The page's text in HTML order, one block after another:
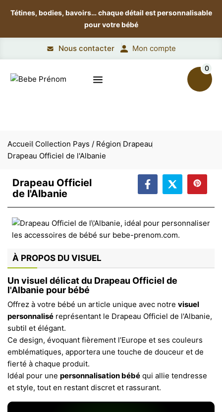
Tétines, bodies, bavoirs…chaque détail est personnalisable
pour votre bébé
Nous contacter Mon compte
0
Accueil Collection Pays / Région Drapeau
Drapeau Officiel de l'Albanie
Drapeau Officiel
de l'Albanie
À PROPOS DU VISUEL
Un visuel délicat du Drapeau Officiel de
l'Albanie pour bébé
Offrez à votre bébé un article unique avec notre visuel
personnalisé représentant le Drapeau Officiel de l'Albanie,
subtil et élégant.
Ce design, évoquant fièrement l’Europe et ses couleurs
emblématiques, apportera une touche de douceur et de
fierté à chaque produit.
Idéal pour une personnalisation bébé qui allie tendresse
et style, tout en restant discret et rassurant.